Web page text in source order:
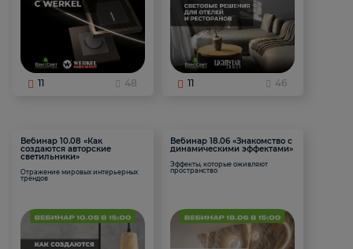
11 48 11 46
Вебинар 10.08 «Как
создаются авторские
светильники»
Отражение мировых интерьерных
трендов
Вебинар 18.06 «Знакомство с
динамическими эффектами»
Эффекты, которые оживляют
пространство